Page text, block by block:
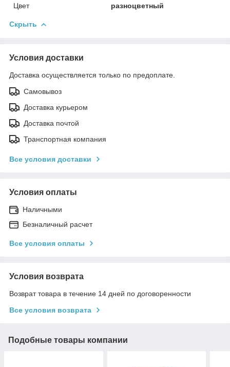
Цвет
разноцветный
Скрыть
Условия доставки
Доставка осуществляется только по предоплате.
Самовывоз
Доставка курьером
Доставка почтой
Транспортная компания
Все условия доставки
Условия оплаты
Наличными
Безналичный расчет
Все условия оплаты
Условия возврата
Возврат товара в течение 14 дней по договоренности
Все условия возврата
Подобные товары компании